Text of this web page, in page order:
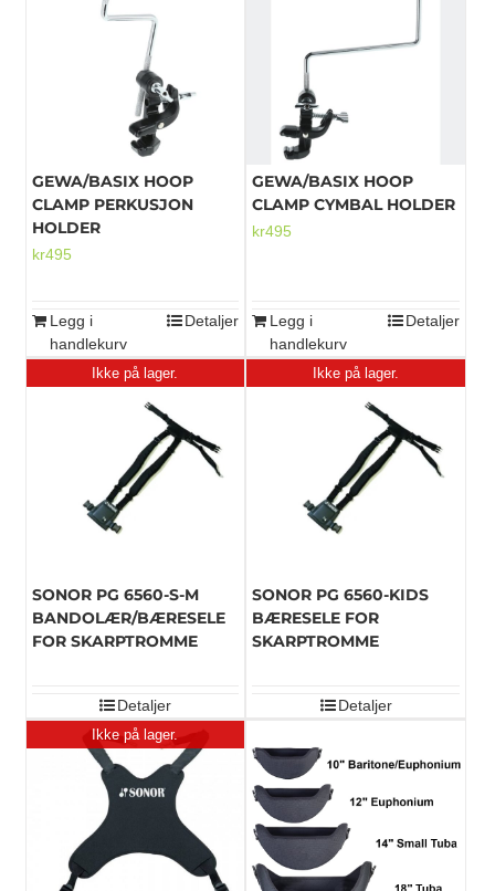
GEWA/BASIX HOOP
CLAMP PERKUSJON
HOLDER
kr495
Legg i
handlekurv
Detaljer
GEWA/BASIX HOOP
CLAMP CYMBAL HOLDER
kr495
Legg i
handlekurv
Detaljer
Ikke på lager.
SONOR PG 6560-S-M
BANDOLÆR/BÆRESELE
FOR SKARPTROMME
Detaljer
Ikke på lager.
SONOR PG 6560-KIDS
BÆRESELE FOR
SKARPTROMME
Detaljer
Ikke på lager.